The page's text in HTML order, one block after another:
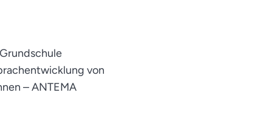
von
– ANTEMA